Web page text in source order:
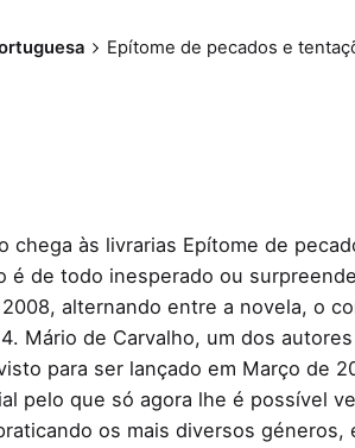
Epítome de pecados e
chega às livrarias Epítome de
é de todo inesperado ou
alternando entre a novela, o
Mário de Carvalho, um dos
para ser lançado em Março de
pelo que só agora lhe é possível
os mais diversos géneros,